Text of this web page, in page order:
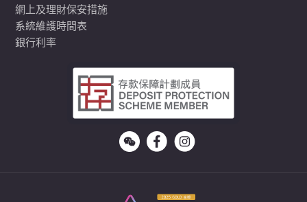
網上及理財保安措施
系統維護時間表
銀行利率